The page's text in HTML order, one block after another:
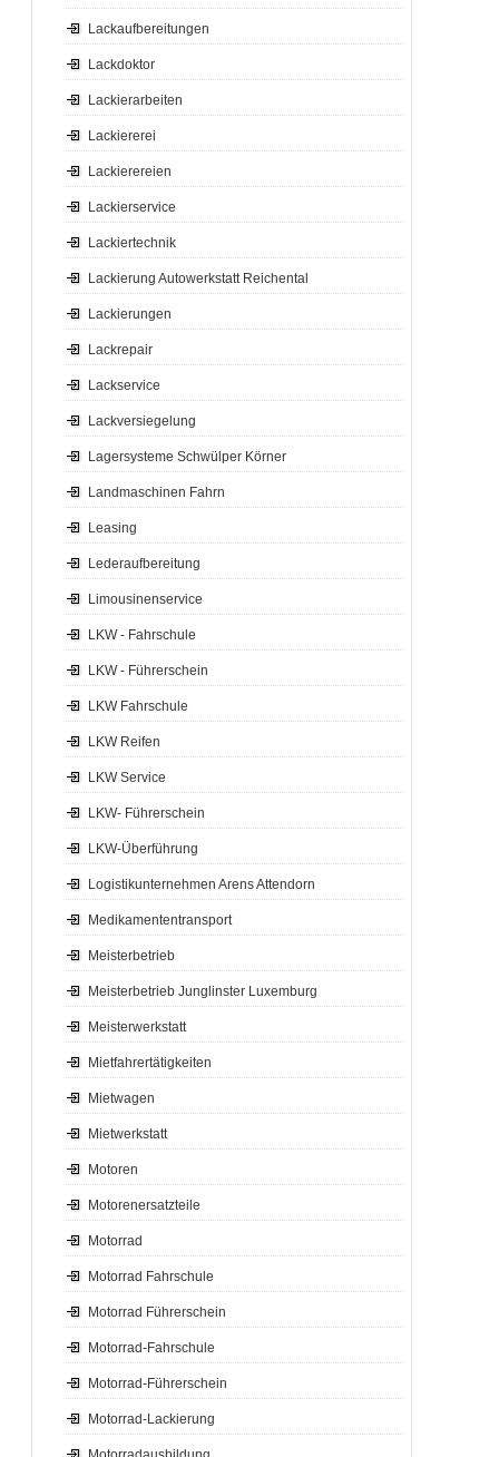
Lackaufbereitungen
Lackdoktor
Lackierarbeiten
Lackiererei
Lackierereien
Lackierservice
Lackiertechnik
Lackierung Autowerkstatt Reichental
Lackierungen
Lackrepair
Lackservice
Lackversiegelung
Lagersysteme Schwülper Körner
Landmaschinen Fahrn
Leasing
Lederaufbereitung
Limousinenservice
LKW - Fahrschule
LKW - Führerschein
LKW Fahrschule
LKW Reifen
LKW Service
LKW- Führerschein
LKW-Überführung
Logistikunternehmen Arens Attendorn
Medikamententransport
Meisterbetrieb
Meisterbetrieb Junglinster Luxemburg
Meisterwerkstatt
Mietfahrertätigkeiten
Mietwagen
Mietwerkstatt
Motoren
Motorenersatzteile
Motorrad
Motorrad Fahrschule
Motorrad Führerschein
Motorrad-Fahrschule
Motorrad-Führerschein
Motorrad-Lackierung